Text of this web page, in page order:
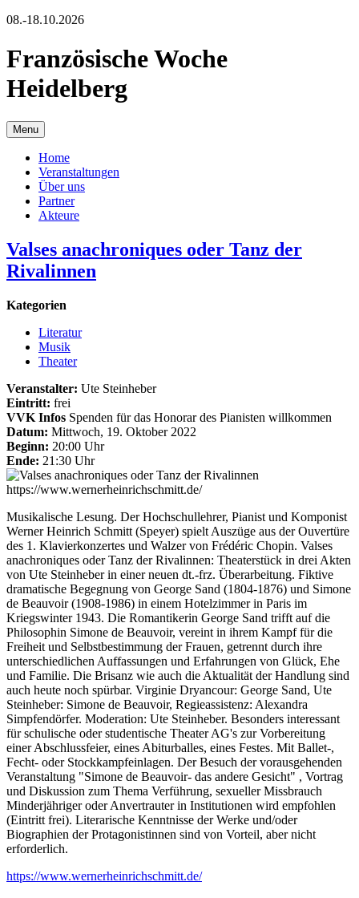
08.-18.10.2026
Französische Woche
Heidelberg
Menu
Home
Veranstaltungen
Über uns
Partner
Akteure
Valses anachroniques oder Tanz der
Rivalinnen
Kategorien
Literatur
Musik
Theater
Veranstalter: Ute Steinheber
Eintritt: frei
VVK Infos Spenden für das Honorar des Pianisten willkommen
Datum: Mittwoch, 19. Oktober 2022
Beginn: 20:00 Uhr
Ende: 21:30 Uhr
https://www.wernerheinrichschmitt.de/
Musikalische Lesung. Der Hochschullehrer, Pianist und Komponist
Werner Heinrich Schmitt (Speyer) spielt Auszüge aus der Ouvertüre
des 1. Klavierkonzertes und Walzer von Frédéric Chopin. Valses
anachroniques oder Tanz der Rivalinnen: Theaterstück in drei Akten
von Ute Steinheber in einer neuen dt.-frz. Überarbeitung. Fiktive
dramatische Begegnung von George Sand (1804-1876) und Simone
de Beauvoir (1908-1986) in einem Hotelzimmer in Paris im
Kriegswinter 1943. Die Romantikerin George Sand trifft auf die
Philosophin Simone de Beauvoir, vereint in ihrem Kampf für die
Freiheit und Selbstbestimmung der Frauen, getrennt durch ihre
unterschiedlichen Auffassungen und Erfahrungen von Glück, Ehe
und Familie. Die Brisanz wie auch die Aktualität der Handlung sind
auch heute noch spürbar. Virginie Dryancour: George Sand, Ute
Steinheber: Simone de Beauvoir, Regieassistenz: Alexandra
Simpfendörfer. Moderation: Ute Steinheber. Besonders interessant
für schulische oder studentische Theater AG's zur Vorbereitung
einer Abschlussfeier, eines Abiturballes, eines Festes. Mit Ballet-,
Fecht- oder Stockkampfeinlagen. Der Besuch der vorausgehenden
Veranstaltung "Simone de Beauvoir- das andere Gesicht" , Vortrag
und Diskussion zum Thema Verführung, sexueller Missbrauch
Minderjähriger oder Anvertrauter in Institutionen wird empfohlen
(Eintritt frei). Literarische Kenntnisse der Werke und/oder
Biographien der Protagonistinnen sind von Vorteil, aber nicht
erforderlich.
https://www.wernerheinrichschmitt.de/